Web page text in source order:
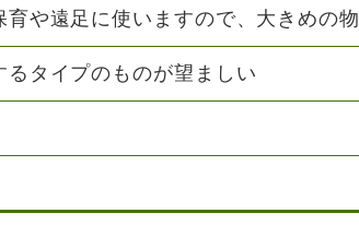
育や遠足に使いますので、大きめの物
るタイプのものが望ましい